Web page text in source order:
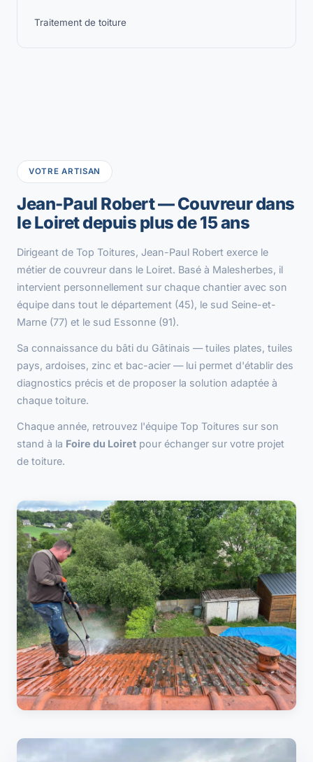
Traitement de toiture
VOTRE ARTISAN
Jean-Paul Robert — Couvreur dans
le Loiret depuis plus de 15 ans
Dirigeant de Top Toitures, Jean-Paul Robert exerce le
métier de couvreur dans le Loiret. Basé à Malesherbes, il
intervient personnellement sur chaque chantier avec son
équipe dans tout le département (45), le sud Seine-et-
Marne (77) et le sud Essonne (91).
Sa connaissance du bâti du Gâtinais — tuiles plates, tuiles
pays, ardoises, zinc et bac-acier — lui permet d'établir des
diagnostics précis et de proposer la solution adaptée à
chaque toiture.
Chaque année, retrouvez l'équipe Top Toitures sur son
stand à la Foire du Loiret pour échanger sur votre projet
de toiture.